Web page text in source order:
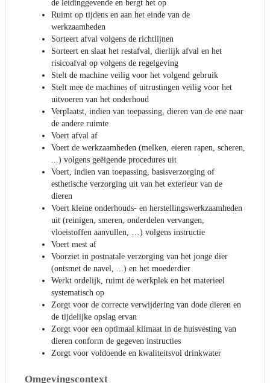
de leidinggevende en bergt het op
Ruimt op tijdens en aan het einde van de
werkzaamheden
Sorteert afval volgens de richtlijnen
Sorteert en slaat het restafval, dierlijk afval en het
risicoafval op volgens de regelgeving
Stelt de machine veilig voor het volgend gebruik
Stelt mee de machines of uitrustingen veilig voor het
uitvoeren van het onderhoud
Verplaatst, indien van toepassing, dieren van de ene naar
de andere ruimte
Voert afval af
Voert de werkzaamheden (melken, eieren rapen, scheren,
...) volgens geëigende procedures uit
Voert, indien van toepassing, basisverzorging of
esthetische verzorging uit van het exterieur van de
dieren
Voert kleine onderhouds- en herstellingswerkzaamheden
uit (reinigen, smeren, onderdelen vervangen,
vloeistoffen aanvullen, …) volgens instructie
Voert mest af
Voorziet in postnatale verzorging van het jonge dier
(ontsmet de navel, ...) en het moederdier
Werkt ordelijk, ruimt de werkplek en het materieel
systematisch op
Zorgt voor de correcte verwijdering van dode dieren en
de tijdelijke opslag ervan
Zorgt voor een optimaal klimaat in de huisvesting van
dieren conform de gegeven instructies
Zorgt voor voldoende en kwaliteitsvol drinkwater
Omgevingscontext